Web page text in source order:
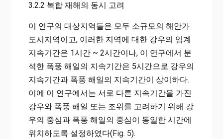
3.2.2 복합 재해의 동시 고려
이 연구의 대상지역들은 모두 소규모의 해안가
도시지역이고, 이러한 지역에 대한 강우의 임계
지속기간은 1시간 ~ 2시간이나, 이 연구에서 분
석한 폭풍 해일의 지속기간은 5시간으로 강우의
지속기간과 폭풍 해일의 지속기간이 상이하다.
이에 이 연구에서는 서로 다른 지속기간을 가진
강우와 폭풍 해일 또는 조위를 고려하기 위해 강
우의 중심과 폭풍 해일의 중심이 동일한 시간에
위치하도록 설정하였다( Fig. 5).